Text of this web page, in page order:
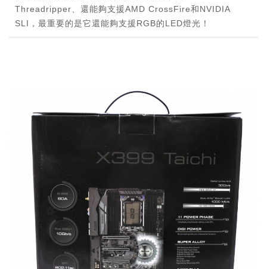
Threadripper、還能夠支援AMD CrossFire和NVIDIA
SLI，最重要的是它還能夠支援RGB的LED燈光！